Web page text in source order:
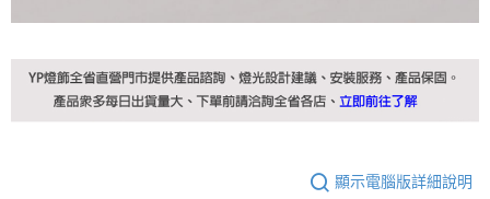
顯示電腦版詳細說明